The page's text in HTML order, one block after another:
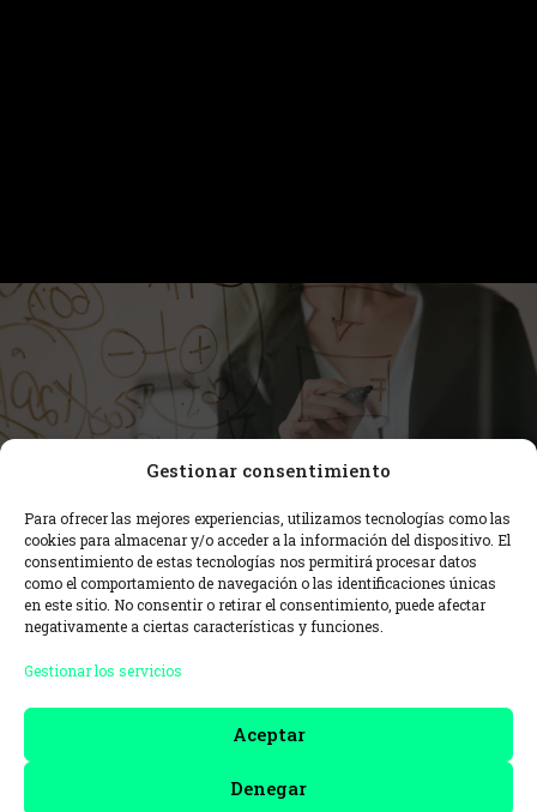
Gestionar consentimiento
Para ofrecer las mejores experiencias, utilizamos tecnologías como las
cookies para almacenar y/o acceder a la información del dispositivo. El
consentimiento de estas tecnologías nos permitirá procesar datos
como el comportamiento de navegación o las identificaciones únicas
en este sitio. No consentir o retirar el consentimiento, puede afectar
negativamente a ciertas características y funciones.
Gestionar los servicios
Aceptar
Denegar
Formas comunes de
ejecutar el EXIT
estés pensando en ello, pero en algún